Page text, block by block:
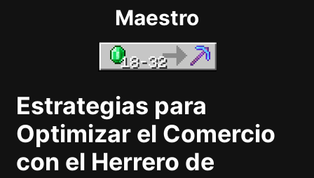
Maestro
Estrategias para
Optimizar el Comercio
con el Herrero de